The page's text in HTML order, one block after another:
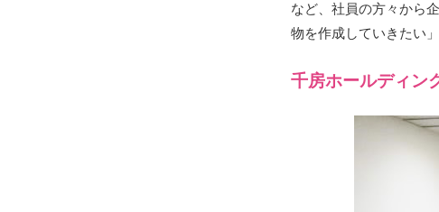
など、社員の方々から
物を作成していきたい
千房ホールディン